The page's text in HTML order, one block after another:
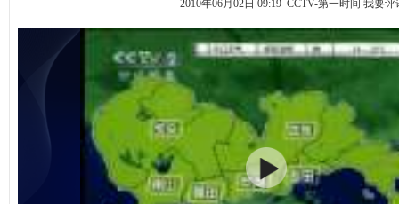
2010年06月02日 09:19 CCTV-第一时间 我要评